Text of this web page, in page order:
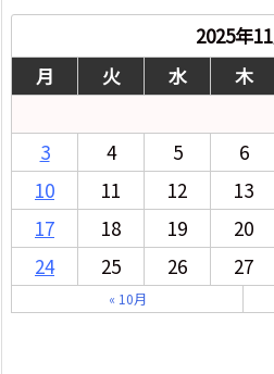
2025年
月
火 水 木
3
4 5 6
10
11 12 13
17
18 19 20
24
25 26 27
« 10月